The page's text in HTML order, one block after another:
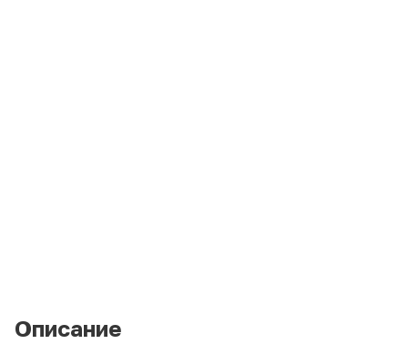
Описание